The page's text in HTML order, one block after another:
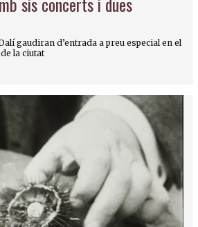
gaudiran d’entrada a preu especial en el
la ciutat